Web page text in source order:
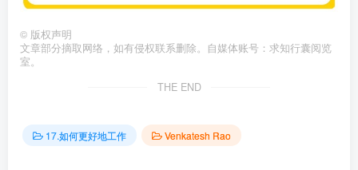
© 版权声明
文章部分摘取网络，如有侵权联系删除。自媒体账号：求知行囊阅览
室。
THE END
17.如何更好地工作 Venkatesh Rao